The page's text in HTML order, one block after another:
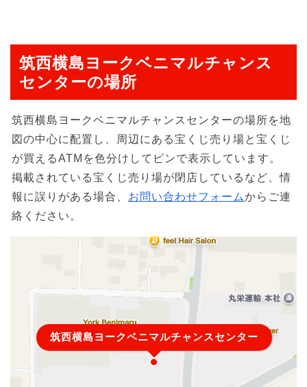
筑西横島ヨークベニマルチャンス
センターの場所
筑西横島ヨークベニマルチャンスセンターの場所を地
図の中心に配置し、周辺にある宝くじ売り場と宝くじ
が買えるATMを色分けしてピンで表示しています。
掲載されている宝くじ売り場が閉店しているなど、情
報に誤りがある場合、 お問い合わせフォームからご連
絡ください。
筑西横島ヨークベニマルチャンスセンター